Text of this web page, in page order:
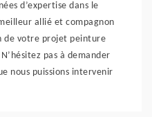
d’expertise dans le
allié et compagnon
de votre projet peinture
pas à demander
nous puissions intervenir